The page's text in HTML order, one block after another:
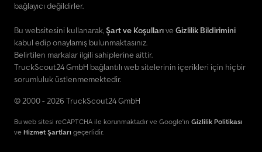
bağlayıcı değildirler.
Bu websitesini kullanarak,Şart ve Koşullarıve Gizlilik Bildirimini
kabul edip onaylamış bulunmaktasınız.
Belirtilen markalar ilgili sahiplerine aittir.
TruckScout24 GmbH bağlantılı web sitelerinin içerikleri için hiçbir
sorumluluk üstlenmemektedir.
© 2000 - 2026 TruckScout24 GmbH
Bu web sitesi reCAPTCHA ile korunmaktadır ve Google'ın Gizlilik Politikası
ve Hizmet Şartları geçerlidir.